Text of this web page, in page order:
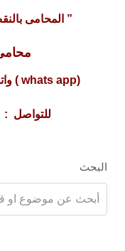
” المحامى
(whats app ) واتس أب : 201220615243+
للتواصل :
البحث